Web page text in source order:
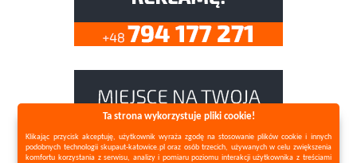
Ta strona wykorzystuje pliki cookie!
Klikając przycisk akceptuję, użytkownik wyraża zgodę na stosowanie plików cookie i innych
podobnych technologii skupaut-katowice.pl oraz osób trzecich, używanych w celu zwiększenia
komfortu korzystania z serwisu, analizy i pomiaru poziomu interakcji użytkownika z treściami